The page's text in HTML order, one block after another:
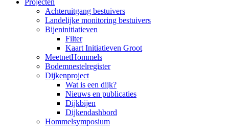
Projecten
Achteruitgang bestuivers
Landelijke monitoring bestuivers
Bijeninitiatieven
Filter
Kaart Initiatieven Groot
MeetnetHommels
Bodemnestelregister
Dijkenproject
Wat is een dijk?
Nieuws en publicaties
Dijkbijen
Dijkendashbord
Hommelsymposium